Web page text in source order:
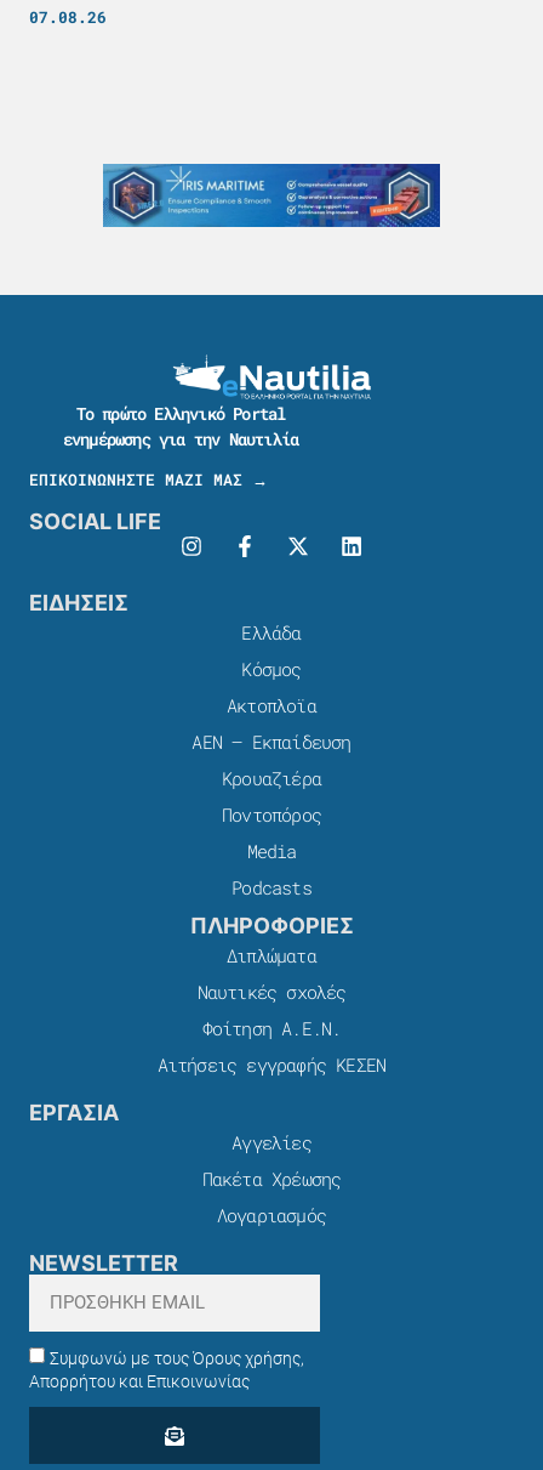
07.08.26
Το πρώτο Ελληνικό Portal
ενημέρωσης για την Ναυτιλία
ΕΠΙΚΟΙΝΩΝΗΣΤΕ ΜΑΖΙ ΜΑΣ →
SOCIAL LIFE
ΕΙΔΗΣΕΙΣ
Ελλάδα
Κόσμος
Ακτοπλοϊα
ΑΕΝ – Εκπαίδευση
Κρουαζιέρα
Ποντοπόρος
Media
Podcasts
ΠΛΗΡΟΦΟΡΙΕΣ
Διπλώματα
Ναυτικές σχολές
Φοίτηση Α.Ε.Ν.
Αιτήσεις εγγραφής ΚΕΣΕΝ
ΕΡΓΑΣΙΑ
Αγγελίες
Πακέτα Χρέωσης​
Λογαριασμός
NEWSLETTER
Συμφωνώ με τους Όρους χρήσης,
Απορρήτου και Επικοινωνίας